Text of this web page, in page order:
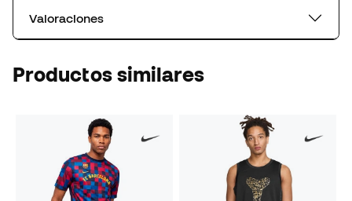
Valoraciones
Productos similares